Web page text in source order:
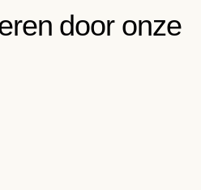
door onze